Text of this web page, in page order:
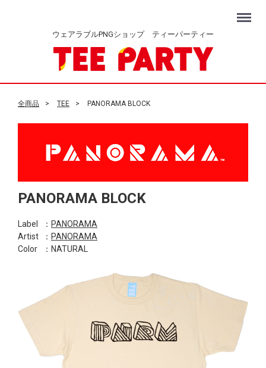
ウェアラブルPNGショップ ティーパーティー
Menu
全商品 TEE PANORAMA BLOCK
PANORAMA BLOCK
Label ： PANORAMA
Artist
： PANORAMA
Color
：NATURAL